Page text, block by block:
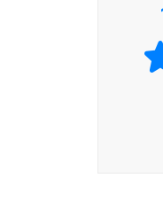
유적과
기록들도
수메르의